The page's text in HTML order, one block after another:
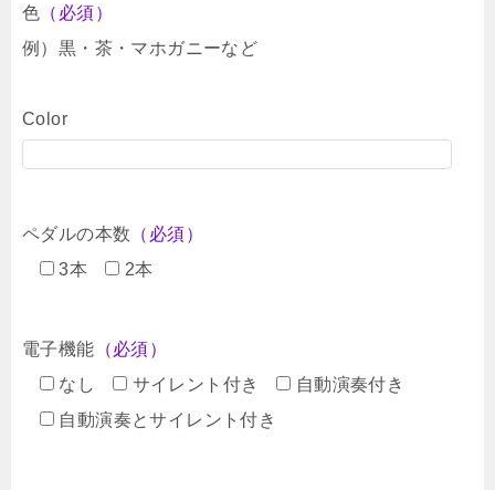
色 （必須）
例）黒・茶・マホガニーなど
Color
ペダルの本数 （必須）
3本
2本
電子機能 （必須）
なし
サイレント付き
自動演奏付き
自動演奏とサイレント付き